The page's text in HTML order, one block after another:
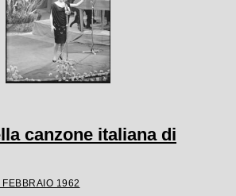
canzone italiana di
1962